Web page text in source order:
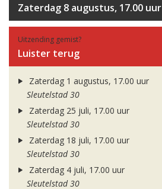
Zaterdag 8 augustus, 17.00 uur
Uitzending gemist?
Luister terug
Zaterdag 1 augustus, 17.00 uur
Sleutelstad 30
Zaterdag 25 juli, 17.00 uur
Sleutelstad 30
Zaterdag 18 juli, 17.00 uur
Sleutelstad 30
Zaterdag 4 juli, 17.00 uur
Sleutelstad 30